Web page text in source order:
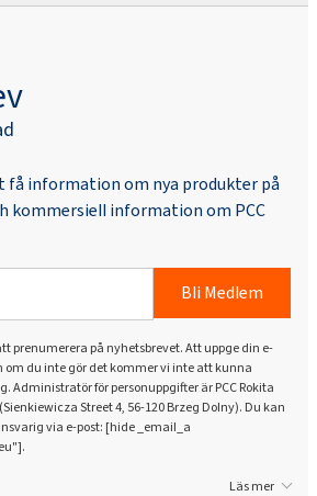
få information om nya produkter på
kommersiell information om PCC
Bli Medlem
prenumerera på nyhetsbrevet. Att uppge din e-
om du inte gör det kommer vi inte att kunna
Administratör för personuppgifter är PCC Rokita
Street 4, 56-120 Brzeg Dolny). Du kan
via e-post: [hide _email_a
Läs mer